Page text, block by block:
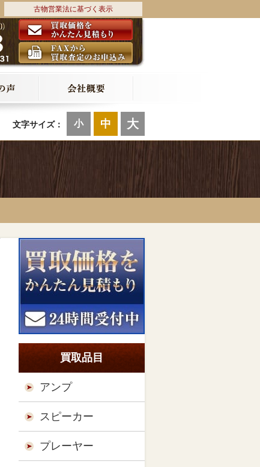
古物営業法に基づく表示
文字サイズ： 小 中 大
買取品目
アンプ
スピーカー
プレーヤー